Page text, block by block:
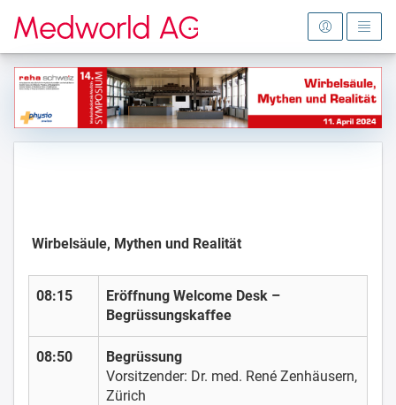
Zur Startseite
Wirbelsäule, Mythen und Realität
08:15
Eröffnung Welcome Desk –
Begrüssungskaffee
08:50
Begrüssung
Vorsitzender: Dr. med. René Zenhäusern,
Zürich